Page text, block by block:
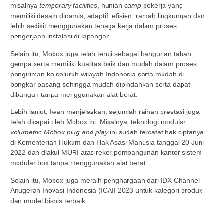
misalnya temporary facilities, hunian camp pekerja yang
memiliki desain dinamis, adaptif, efisien, ramah lingkungan dan
lebih sedikit menggunakan tenaga kerja dalam proses
pengerjaan instalasi di lapangan.
Selain itu, Mobox juga telah teruji sebagai bangunan tahan
gempa serta memiliki kualitas baik dan mudah dalam proses
pengiriman ke seluruh wilayah Indonesia serta mudah di
bongkar pasang sehingga mudah dipindahkan serta dapat
dibangun tanpa menggunakan alat berat.
Lebih lanjut, Iwan menjelaskan, sejumlah raihan prestasi juga
telah dicapai oleh Mobox ini. Misalnya, teknologi modular
volumetric Mobox plug and playini sudah tercatat hak ciptanya
di Kementerian Hukum dan Hak Asasi Manusia tanggal 20 Juni
2022 dan diakui MURI atas rekor pembangunan kantor sistem
modular box tanpa menggunakan alat berat.
Selain itu, Mobox juga meraih penghargaan dari IDX Channel
Anugerah Inovasi Indonesia (ICAII 2023 untuk kategori produk
dan model bisnis terbaik.